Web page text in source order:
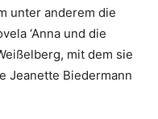
unter anderem die
‘Anna und die
mit dem sie
Jeanette Biedermann